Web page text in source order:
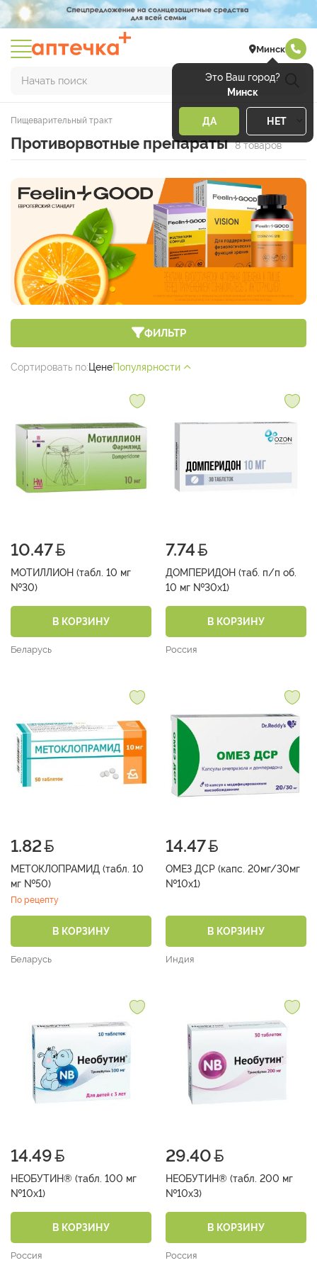
Минск
Это Ваш город?
Минск
ДА НЕТ
Начать поиск
Пищеварительный тракт
Противорвотные препараты 8 товаров
ФИЛЬТР
Сортировать по: ЦенеПопулярности
10.47
МОТИЛЛИОН (табл. 10 мг
№30)
В КОРЗИНУ
Беларусь
7.74
ДОМПЕРИДОН (таб. п/п об.
10 мг №30х1)
В КОРЗИНУ
Россия
1.82
МЕТОКЛОПРАМИД (табл. 10
мг №50)
По рецепту
В КОРЗИНУ
Беларусь
14.47
ОМЕЗ ДСР (капс. 20мг/30мг
№10х1)
В КОРЗИНУ
Индия
14.49
НЕОБУТИН® (табл. 100 мг
№10х1)
В КОРЗИНУ
Россия
29.40
НЕОБУТИН® (табл. 200 мг
№10х3)
В КОРЗИНУ
Россия